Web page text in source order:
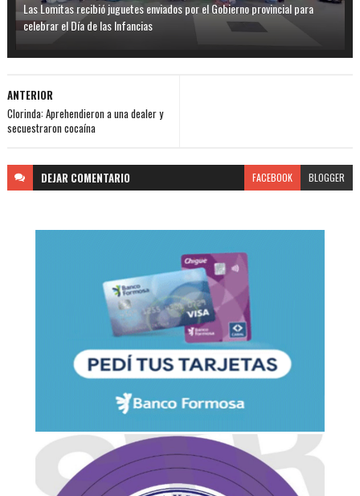
Las Lomitas recibió juguetes enviados por el Gobierno provincial para
celebrar el Día de las Infancias
ANTERIOR
Clorinda: Aprehendieron a una dealer y
secuestraron cocaína
DEJAR COMENTARIO FACEBOOK BLOGGER